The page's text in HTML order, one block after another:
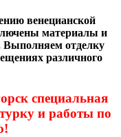
венецианской
материалы и
Выполняем отделку
различного
специальная
и работы по